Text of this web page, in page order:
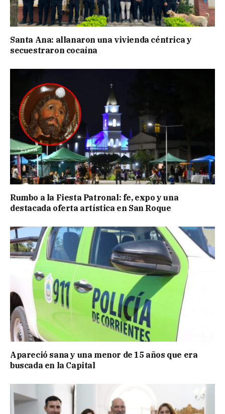
Santa Ana: allanaron una vivienda céntrica y
secuestraron cocaína
Rumbo a la Fiesta Patronal: fe, expo y una
destacada oferta artística en San Roque
Apareció sana y una menor de 15 años que era
buscada en la Capital